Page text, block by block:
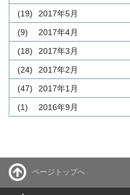
2017年5月
(19)
2017年4月
(9)
2017年3月
(18)
2017年2月
(24)
2017年1月
(47)
2016年9月
(1)
ページトップへ